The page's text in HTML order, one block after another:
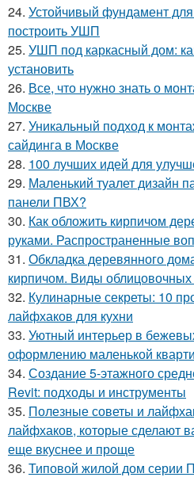
24. Устойчивый фундамент
построить УШП
25. УШП под каркасный дом:
установить
26. Все, что нужно знать о
Москве
27. Уникальный подход к
сайдинга в Москве
28. 100 лучших идей для
29. Маленький туалет дизайн
панели ПВХ?
30. Как обложить кирпичом
руками. Распространенные
31. Обкладка деревянного
кирпичом. Виды облицовочных
32. Кулинарные секреты: 10
лайфхаков для кухни
33. Уютный интерьер в
оформлению маленькой
34. Создание 5-этажного
Revit: подходы и инструменты
35. Полезные советы и
лайфхаков, которые сделают
еще вкуснее и проще
36. Типовой жилой дом серии